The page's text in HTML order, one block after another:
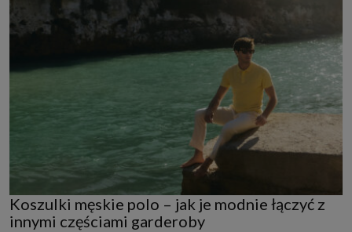
Koszulki męskie polo – jak je modnie łączyć z
innymi częściami garderoby